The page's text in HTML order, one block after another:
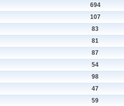
694
107
83
81
87
54
98
47
59